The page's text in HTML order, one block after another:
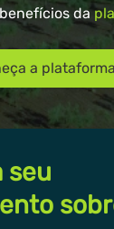
da
a plataforma
seu